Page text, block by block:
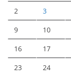
2 3
9 10
16 17
23 24